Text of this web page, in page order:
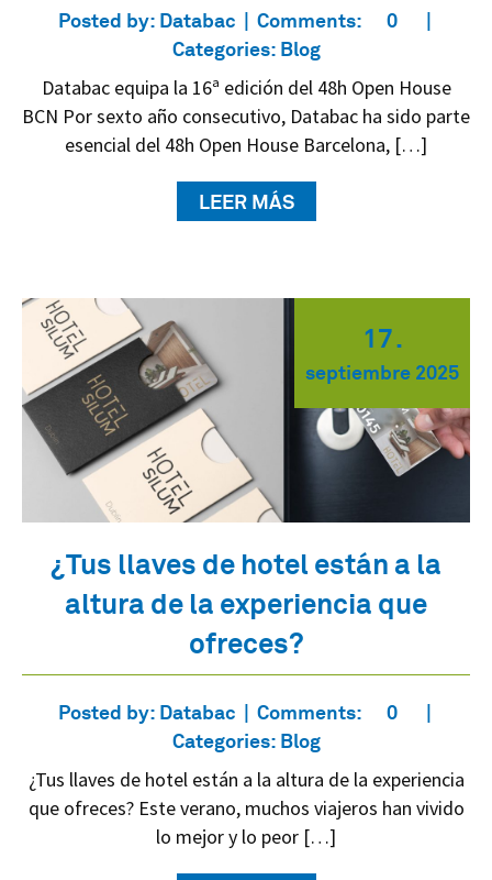
Posted by: Databac Comments:
0
Categories: Blog
Databac equipa la 16ª edición del 48h Open House
BCN Por sexto año consecutivo, Databac ha sido parte
esencial del 48h Open House Barcelona, […]
LEER MÁS
¿Tus llaves de hotel están a la
altura de la experiencia que
ofreces?
17.
septiembre 2025
Posted by: Databac Comments:
0
Categories: Blog
¿Tus llaves de hotel están a la altura de la experiencia
que ofreces? Este verano, muchos viajeros han vivido
lo mejor y lo peor […]